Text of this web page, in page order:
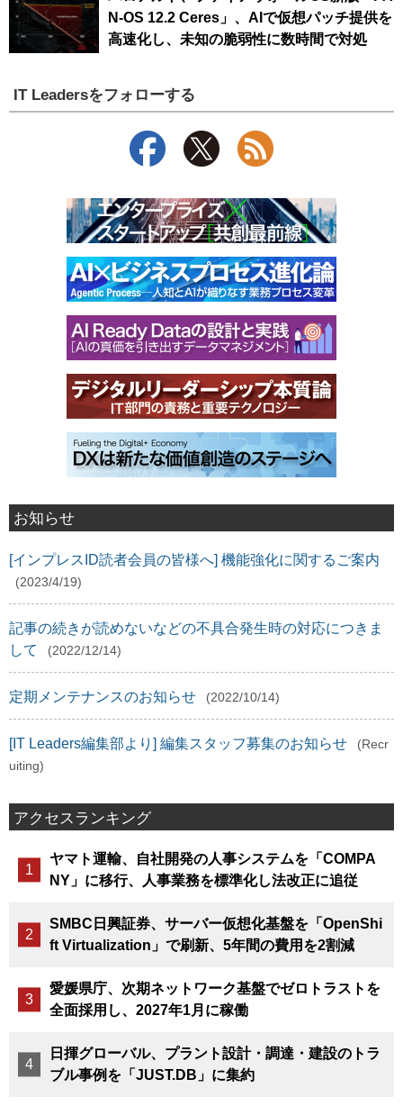
N-OS 12.2 Ceres」、AIで仮想パッチ提供を
高速化し、未知の脆弱性に数時間で対処
IT Leadersをフォローする
お知らせ
[インプレスID読者会員の皆様へ] 機能強化に関するご案内
(2023/4/19)
記事の続きが読めないなどの不具合発生時の対応につきま
して
(2022/12/14)
定期メンテナンスのお知らせ (2022/10/14)
[IT Leaders編集部より] 編集スタッフ募集のお知らせ
(Recr
uiting)
アクセスランキング
ヤマト運輸、自社開発の人事システムを「COMPA
NY」に移行、人事業務を標準化し法改正に追従
SMBC日興証券、サーバー仮想化基盤を「OpenShi
ft Virtualization」で刷新、5年間の費用を2割減
愛媛県庁、次期ネットワーク基盤でゼロトラストを
全面採用し、2027年1月に稼働
日揮グローバル、プラント設計・調達・建設のトラ
ブル事例を「JUST.DB」に集約